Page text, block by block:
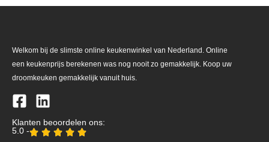
Welkom bij de slimste online keukenwinkel van Nederland. Online
een keukenprijs berekenen was nog nooit zo gemakkelijk. Koop uw
droomkeuken gemakkelijk vanuit huis.
Klanten beoordelen ons:
5.0 -